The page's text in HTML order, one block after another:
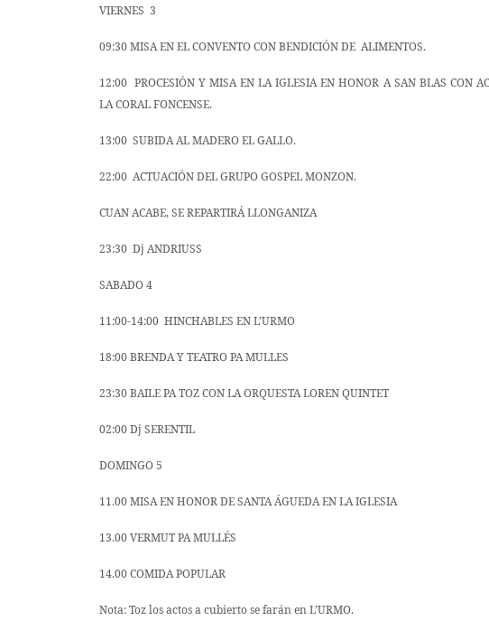
VIERNES 3
09:30 MISA EN EL CONVENTO CON BENDICIÓN DE ALIMENTOS.
12:00 PROCESIÓN Y MISA EN LA IGLESIA EN HONOR A SAN BLAS CON
LA CORAL FONCENSE.
13:00 SUBIDA AL MADERO EL GALLO.
22:00 ACTUACIÓN DEL GRUPO GOSPEL MONZON.
CUAN ACABE, SE REPARTIRÁ LLONGANIZA
23:30 Dj ANDRIUSS
SABADO 4
11:00-14:00 HINCHABLES EN L’URMO
18:00 BRENDA Y TEATRO PA MULLES
23:30 BAILE PA TOZ CON LA ORQUESTA LOREN QUINTET
02:00 Dj SERENTIL
DOMINGO 5
11.00 MISA EN HONOR DE SANTA ÁGUEDA EN LA IGLESIA
13.00 VERMUT PA MULLÉS
14.00 COMIDA POPULAR
Nota: Toz los actos a cubierto se farán en L’URMO.